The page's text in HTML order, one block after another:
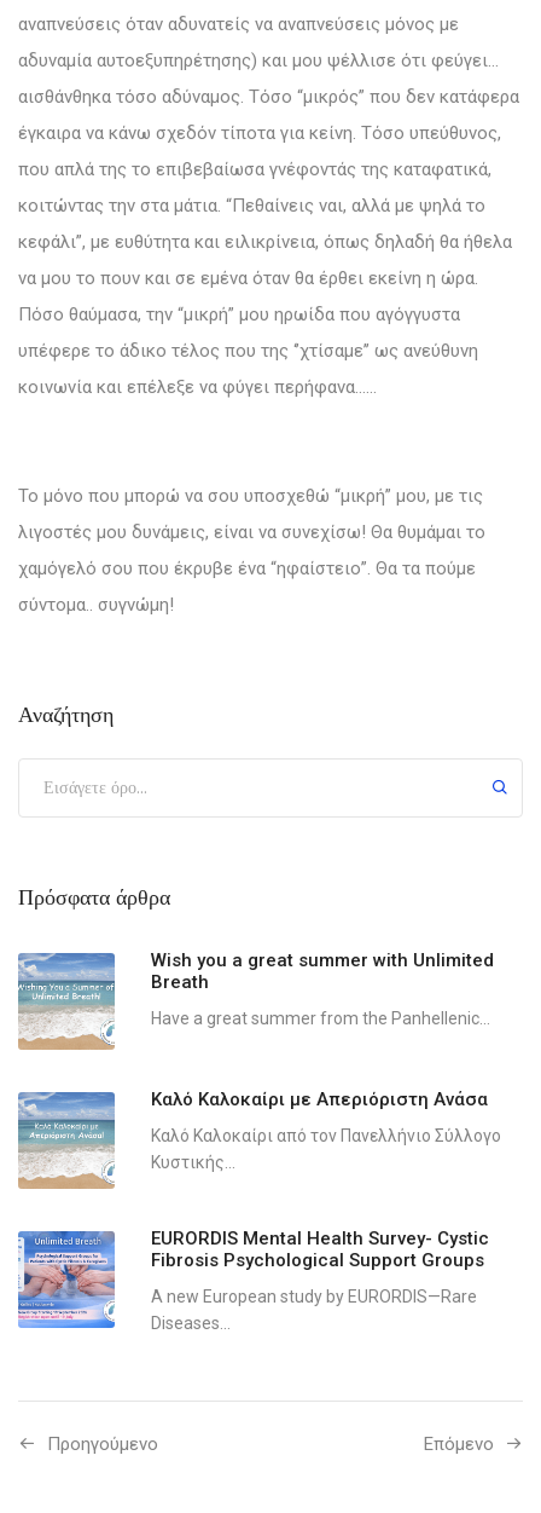
αναπνεύσεις όταν αδυνατείς να αναπνεύσεις μόνος με
αδυναμία αυτοεξυπηρέτησης) και μου ψέλλισε ότι φεύγει…
αισθάνθηκα τόσο αδύναμος. Τόσο “μικρός” που δεν κατάφερα
έγκαιρα να κάνω σχεδόν τίποτα για κείνη. Τόσο υπεύθυνος,
που απλά της το επιβεβαίωσα γνέφοντάς της καταφατικά,
κοιτώντας την στα μάτια. “Πεθαίνεις ναι, αλλά με ψηλά το
κεφάλι”, με ευθύτητα και ειλικρίνεια, όπως δηλαδή θα ήθελα
να μου το πουν και σε εμένα όταν θα έρθει εκείνη η ώρα.
Πόσο θαύμασα, την “μικρή” μου ηρωίδα που αγόγγυστα
υπέφερε το άδικο τέλος που της ‘’χτίσαμε’’ ως ανεύθυνη
κοινωνία και επέλεξε να φύγει περήφανα……
Το μόνο που μπορώ να σου υποσχεθώ “μικρή” μου, με τις
λιγοστές μου δυνάμεις, είναι να συνεχίσω! Θα θυμάμαι το
χαμόγελό σου που έκρυβε ένα “ηφαίστειο”. Θα τα πούμε
σύντομα.. συγνώμη!
Αναζήτηση
Πρόσφατα άρθρα
Wish you a great summer with Unlimited
Breath
Have a great summer from the Panhellenic...
Καλό Καλοκαίρι με Απεριόριστη Ανάσα
Καλό Καλοκαίρι από τον Πανελλήνιο Σύλλογο
Κυστικής...
EURORDIS Mental Health Survey- Cystic
Fibrosis Psychological Support Groups
A new European study by EURORDIS—Rare
Diseases...
Προηγούμενo Επόμενο